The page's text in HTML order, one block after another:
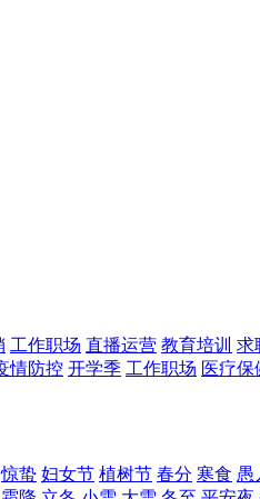
工作职场 直播运营 教育培训 求
情防控 开学季 工作职场 医疗保
惊蛰 妇女节 植树节 春分 寒食 愚